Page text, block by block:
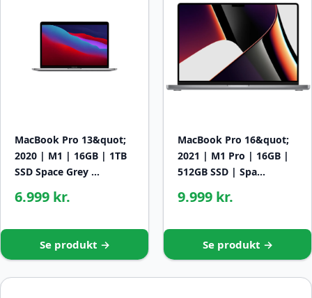
MacBook Pro 13&quot;
2020 | M1 | 16GB | 1TB
SSD Space Grey …
6.999 kr.
Se produkt →
MacBook Pro 16&quot;
2021 | M1 Pro | 16GB |
512GB SSD | Spa…
9.999 kr.
Se produkt →